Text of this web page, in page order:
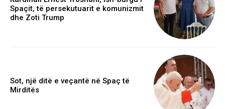
Spaçit, të persekutuarit e komunizmit
dhe Zoti Trump
Sot, një ditë e veçantë në Spaç të
Mirditës